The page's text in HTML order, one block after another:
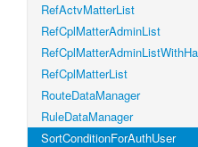
RefActvMatterList
RefCplMatterAdminList
RefCplMatterList
RouteDataManager
RuleDataManager
SortConditionForAuthUser